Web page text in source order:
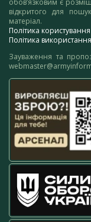
обов’язковим є
відкритого для
матеріал.
Політика
Політика
Зауваження та